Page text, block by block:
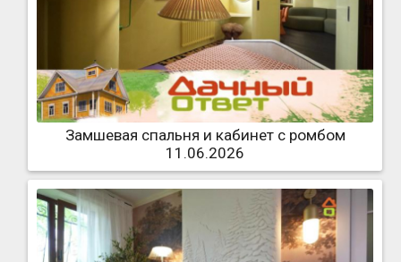
Замшевая спальня и кабинет с ромбом
11.06.2026